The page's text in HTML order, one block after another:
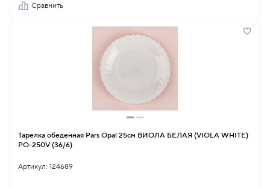
Сравнить
Тарелка обеденная Pars Opal 25см ВИОЛА БЕЛАЯ (VIOLA WHITE)
PO-250V (36/6)
Артикул: 124689